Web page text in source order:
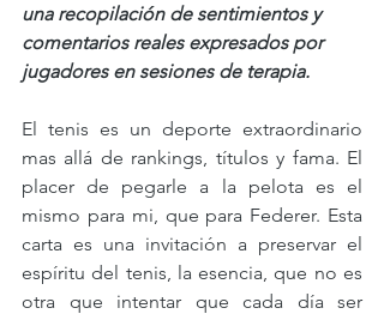
una recopilación de sentimientos y
comentarios reales expresados por
jugadores en sesiones de terapia.
El tenis es un deporte extraordinario
mas allá de rankings, títulos y fama. El
placer de pegarle a la pelota es el
mismo para mi, que para Federer. Esta
carta es una invitación a preservar el
espíritu del tenis, la esencia, que no es
otra que intentar que cada día ser